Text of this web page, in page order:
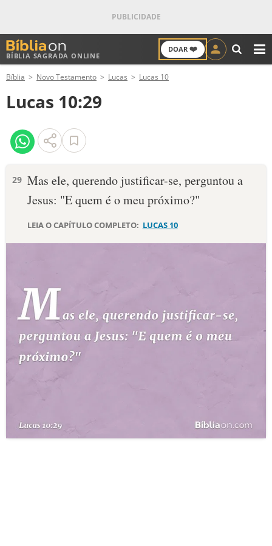
BÍBLIA SAGRADA ONLINE
DOAR ❤️
ANTIGO TESTAMENTO
NOVO TESTAMENTO
VERSÍCULOS
PALAVRA DO DIA
10 MANDAMENTOS
ESTUDOS BÍBLICOS
ESBOÇOS DE PREGAÇÃO
PERGUNTE À BÍBLIA
Bíblia Novo Testamento Lucas Lucas 10
Lucas 10:29
29 Mas ele, querendo justificar-se, perguntou a
Jesus: "E quem é o meu próximo?"
LEIA O CAPÍTULO COMPLETO: LUCAS 10